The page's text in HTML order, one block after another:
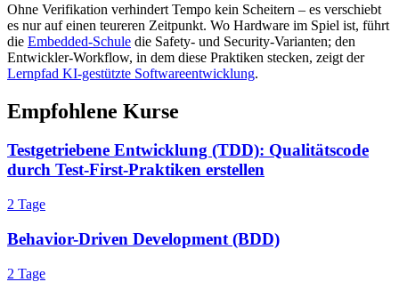
Ohne Verifikation verhindert Tempo kein Scheitern – es verschiebt
es nur auf einen teureren Zeitpunkt. Wo Hardware im Spiel ist, führt
die Embedded-Schule die Safety- und Security-Varianten; den
Entwickler-Workflow, in dem diese Praktiken stecken, zeigt der
Lernpfad KI-gestützte Softwareentwicklung.
Empfohlene Kurse
Testgetriebene Entwicklung (TDD): Qualitätscode
durch Test-First-Praktiken erstellen
2 Tage
Behavior-Driven Development (BDD)
2 Tage